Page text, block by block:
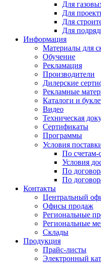
Для
Для
Для
Для
Информация
Материалы для
Обучение
Рекламация
Производители
Дилерские
Рекламные
Каталоги и
Видео
Техническая
Сертификаты
Программы
Условия
По счетам-
Условия
По
По
Контакты
Центральный
Офисы продаж
Региональные
Региональные
Склады
Продукция
Прайс-листы
Электронный